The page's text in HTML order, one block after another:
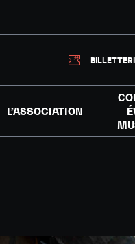
L’ASSOCIATION